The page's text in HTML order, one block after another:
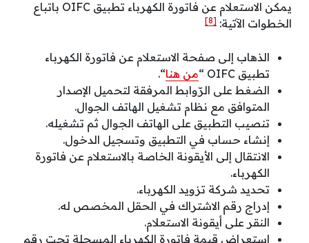
يمكن الاستعلام عن فاتورة الكهرباء تطبيق OIFC باتباع
الخطوات الآتية: [8]
الذهاب إلى صفحة الاستعلام عن فاتورة الكهرباء
تطبيق OIFC “
من هنا“.
الضغط على الرّوابط المرفقة لتحميل الإصدار
المتوافق مع نظام تشغيل الهاتف الجوال.
تنصيب التطبيق على الهاتف الجوال ثم تشغيله.
إنشاء حساب في التطبيق وتسجيل الدخول.
الانتقال إلى الأيقونة الخاصة بالاستعلام عن فاتورة
الكهرباء.
تحديد شركة تزويد الكهرباء.
إدراج رقم الاشتراك في الحقل المخصص له.
النقر على أيقونة الاستعلام.
استعراض قيمة فاتورة الكهرباء المسجلة تحت رقم